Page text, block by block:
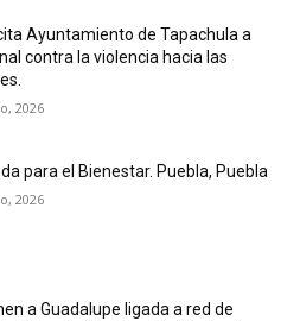
Ayuntamiento de Tapachula a
contra la violencia hacia las
2026
para el Bienestar. Puebla, Puebla
2026
a Guadalupe ligada a red de